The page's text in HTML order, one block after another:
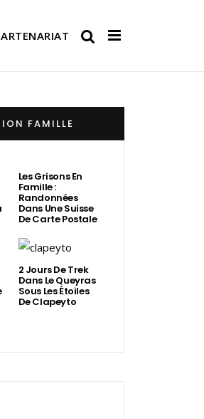
FAMILLE
Les Grisons En
Famille :
Randonnées
Dans Une Suisse
De Carte Postale
2 Jours De Trek
Dans Le Queyras
Sous Les Étoiles
De Clapeyto